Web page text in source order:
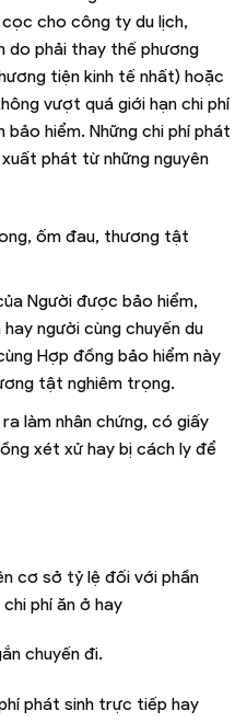
cho công ty du lịch,
do phải thay thế phương
tiện kinh tế nhất) hoặc
vượt quá giới hạn chi phí
hiểm. Những chi phí phát
phát từ những nguyên
ốm đau, thương tật
Người được bảo hiểm,
người cùng chuyến du
Hợp đồng bảo hiểm này
tật nghiêm trọng.
làm nhân chứng, có giấy
xét xử hay bị cách ly để
cơ sở tỷ lệ đối với phần
phí ăn ở hay
chuyến đi.
phát sinh trực tiếp hay